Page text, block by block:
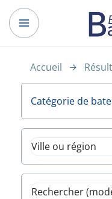
Accueil
Catégorie de